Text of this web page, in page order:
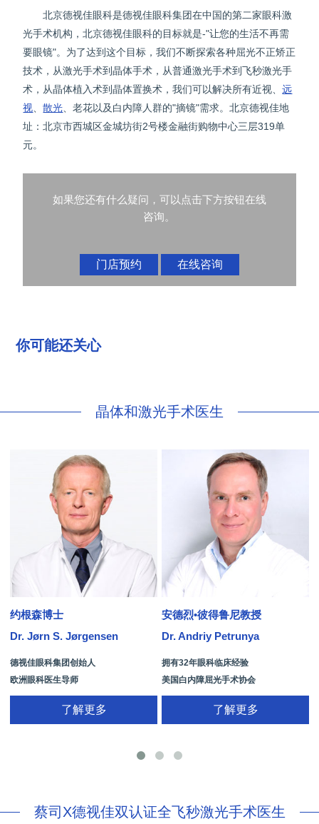
北京德视佳眼科是德视佳眼科集团在中国的第二家眼科激
光手术机构，北京德视佳眼科的目标就是-"让您的生活不再需
要眼镜"。为了达到这个目标，我们不断探索各种屈光不正矫正
技术，从激光手术到晶体手术，从普通激光手术到飞秒激光手
术，从晶体植入术到晶体置换术，我们可以解决所有近视、远
视 、散光 、老花以及白内障人群的"摘镜"需求。北京德视佳地
址：北京市西城区金城坊街2号楼金融街购物中心三层319单
元。
如果您还有什么疑问，可以点击下方按钮在线
咨询。
门店预约 在线咨询
你可能还关心
晶体和激光手术医生
约根森博士
Dr. Jørn S. Jørgensen
德视佳眼科集团创始人
欧洲眼科医生导师
拥有35年眼科从业经历
了解更多
安德烈•彼得鲁尼教授
Dr. Andriy Petrunya
拥有32年眼科临床经验
美国白内障屈光手术协会
国际屈光手术协会(ISRS)
26项发明专利[青光眼手术/葡萄膜炎/斜
了解更多
蔡司X德视佳双认证全飞秒激光手术医生